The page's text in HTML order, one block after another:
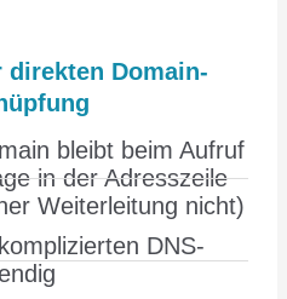
direkten Domain-
bleibt beim Aufruf
in der Adresszeile
Weiterleitung nicht)
DNS-